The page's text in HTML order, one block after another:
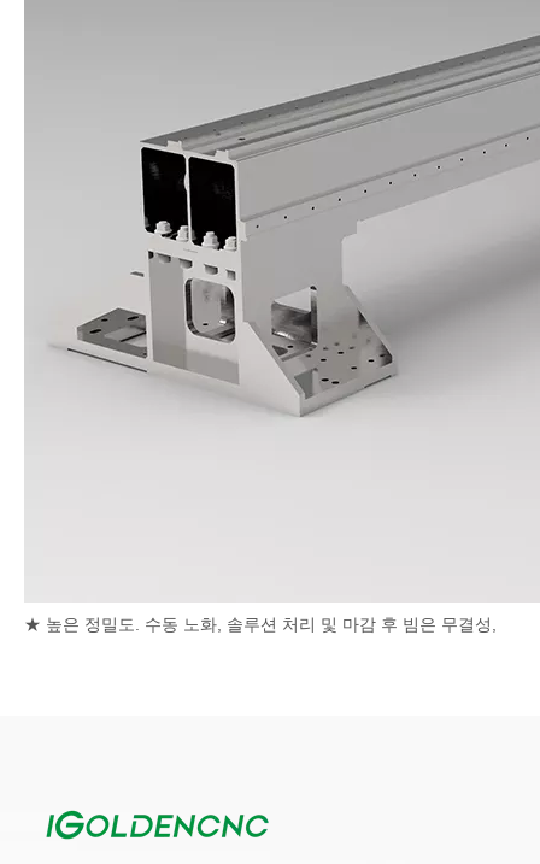
★ 높은 정밀도. 수동 노화, 솔루션 처리 및 마감 후 빔은 무결성,
장 ​​할 수 있습니다.